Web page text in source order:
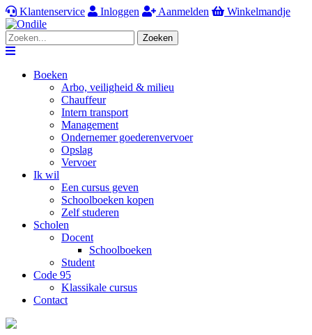
Klantenservice Inloggen Aanmelden Winkelmandje
Zoeken
Navigation
Boeken
Arbo, veiligheid & milieu
Chauffeur
Intern transport
Management
Ondernemer goederenvervoer
Opslag
Vervoer
Ik wil
Een cursus geven
Schoolboeken kopen
Zelf studeren
Scholen
Docent
Schoolboeken
Student
Code 95
Klassikale cursus
Contact